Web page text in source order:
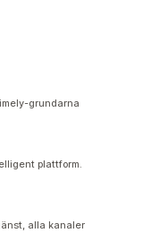
grundarna
plattform.
alla kanaler